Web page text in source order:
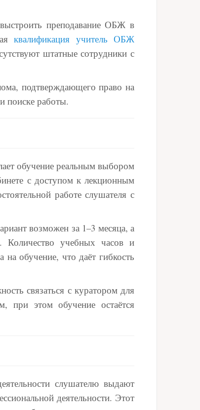
преподавание ОБЖ в
квалификация учитель ОБЖ
штатные сотрудники с
подтверждающего право на
поиске работы.
обучение реальным выбором
с доступом к лекционным
работе слушателя с
возможен за 1–3 месяца, а
Количество учебных часов и
обучение, что даёт гибкость
связаться с куратором для
при этом обучение остаётся
слушателю выдают
деятельности. Этот